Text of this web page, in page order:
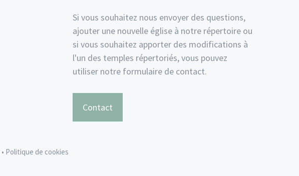
Si vous souhaitez nous envoyer des questions,
ajouter une nouvelle église à notre répertoire ou
si vous souhaitez apporter des modifications à
l'un des temples répertoriés, vous pouvez
utiliser notre formulaire de contact.
Contact
• Politique de cookies